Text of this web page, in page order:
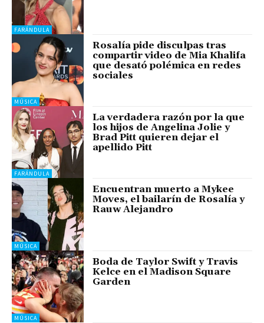
FARÁNDULA
MÚSICA
Rosalía pide disculpas tras
compartir video de Mia Khalifa
que desató polémica en redes
sociales
FARÁNDULA
La verdadera razón por la que
los hijos de Angelina Jolie y
Brad Pitt quieren dejar el
apellido Pitt
MÚSICA
Encuentran muerto a Mykee
Moves, el bailarín de Rosalía y
Rauw Alejandro
MÚSICA
Boda de Taylor Swift y Travis
Kelce en el Madison Square
Garden